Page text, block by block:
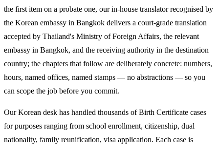
the first item on a probate one, our in-house translator recognised by
the Korean embassy in Bangkok delivers a court-grade translation
accepted by Thailand's Ministry of Foreign Affairs, the relevant
embassy in Bangkok, and the receiving authority in the destination
country; the chapters that follow are deliberately concrete: numbers,
hours, named offices, named stamps — no abstractions — so you
can scope the job before you commit.
Our Korean desk has handled thousands of Birth Certificate cases
for purposes ranging from school enrollment, citizenship, dual
nationality, family reunification, visa application. Each case is